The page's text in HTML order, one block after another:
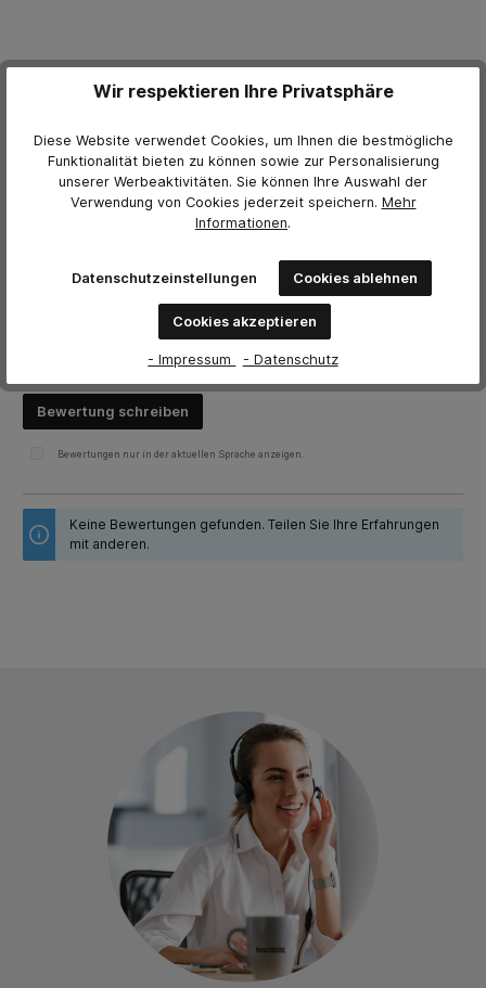
Weitere Herstellerinformationen
9319xxx_Colad_Farbmusterbleche mit magnetischem
Handhalter_TDS_A (TDS)
0 von Bewertungen
Durchschnittliche Bewertung von 0 von 5 Sternen
Bewerten Sie dieses Produkt!
Teilen Sie Ihre Erfahrungen mit anderen Kunden.
Bewertung schreiben
Bewertungen nur in der aktuellen Sprache anzeigen.
Keine Bewertungen gefunden. Teilen Sie Ihre Erfahrungen
mit anderen.
Wir respektieren Ihre Privatsphäre
Diese Website verwendet Cookies, um Ihnen die bestmögliche
Funktionalität bieten zu können sowie zur Personalisierung
unserer Werbeaktivitäten. Sie können Ihre Auswahl der
Verwendung von Cookies jederzeit speichern. Mehr
Informationen.
Datenschutzeinstellungen Cookies ablehnen
Cookies akzeptieren
- Impressum - Datenschutz